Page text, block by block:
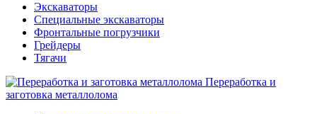
Экскаваторы
Специальные экскаваторы
Фронтальные погрузчики
Грейдеры
Тягачи
Переработка и
заготовка металлолома